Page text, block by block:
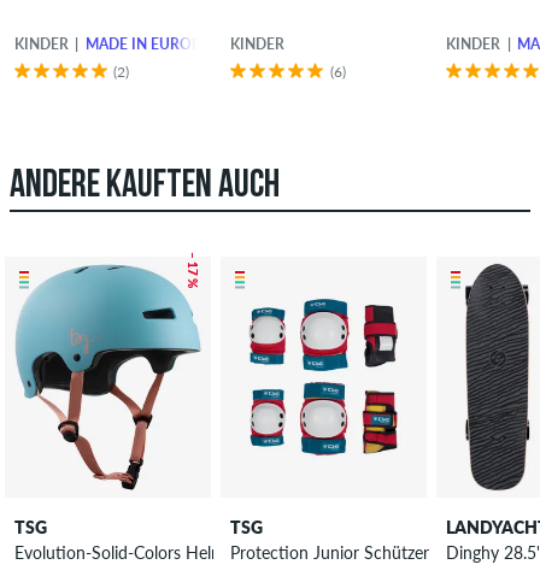
KINDER
MADE IN EUROPE
(2)
KINDER
(6)
KINDER
ANDERE KAUFTEN AUCH
– 17 %
TSG
Evolution-Solid-Colors Helm Damen
TSG
Protection Junior Schützer-Set Kinder
Dinghy